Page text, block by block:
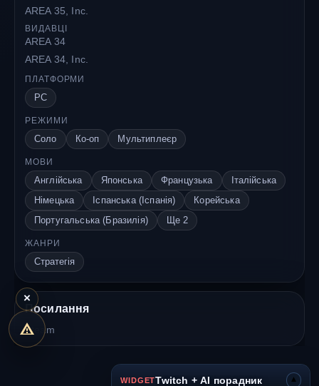
AREA 35, Inc.
ВИДАВЦІ
AREA 34
AREA 34, Inc.
ПЛАТФОРМИ
PC
РЕЖИМИ
Соло Ко-оп Мультиплеєр
МОВИ
Англійська Японська Французька
Італійська
Німецька
Іспанська (Іспанія)
Корейська
Португальська (Бразилія)
Ще 2
ЖАНРИ
Стратегія
Посилання
Steam
WIDGETTwitch + AI порадник ▾
×